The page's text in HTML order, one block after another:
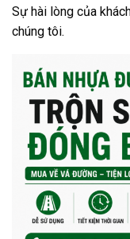
Sự hài lòng của
chúng tôi.